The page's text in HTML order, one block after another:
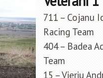
711 – Cojanu
Racing Team
404 – Badea
Team
15 – Vieriu